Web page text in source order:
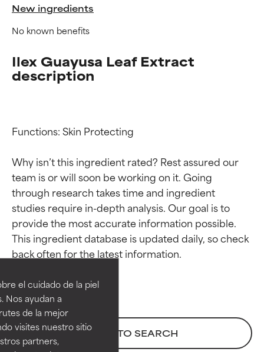
el cuidado de la piel
Nos ayudan a
de la mejor
visites nuestro sitio
partners,
New ingredients
No known benefits
Ilex Guayusa Leaf Extract
description
Functions: Skin Protecting
Why isn’t this ingredient rated? Rest assured our
team is or will soon be working on it. Going
through research takes time and ingredient
studies require in-depth analysis. Our goal is to
provide the most accurate information possible.
This ingredient database is updated daily, so check
BACK TO SEARCH
Calificaciones de
ingredientes
EXCELENTE
Ingrediente sobresaliente con
beneficios reales para la piel. Su
eficacia está demostrada y
respaldada por estudios
Calificaciones de
ingredientes
EXCELENTE
Ingrediente sobresaliente con
beneficios reales para la piel. Su
eficacia está demostrada y
respaldada por estudios